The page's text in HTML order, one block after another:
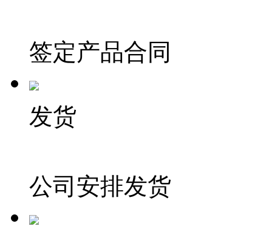
签定产品合同
发货
公司安排发货